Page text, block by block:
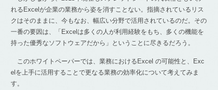
れるExcelが企業の業務から姿を消すことない。指摘されているリス
クはそのままに、今もなお、幅広い分野で活用されているのだ。その
一番の要因は、「Excelは多くの人が利用経験をもち、多くの機能を
持った優秀なソフトウェアだから」ということに尽きるだろう。
このホワイトペーパーでは、業務におけるExcel の可能性と、Exc
elを上手に活用することで更なる業務の効率化について考えてみま
す。